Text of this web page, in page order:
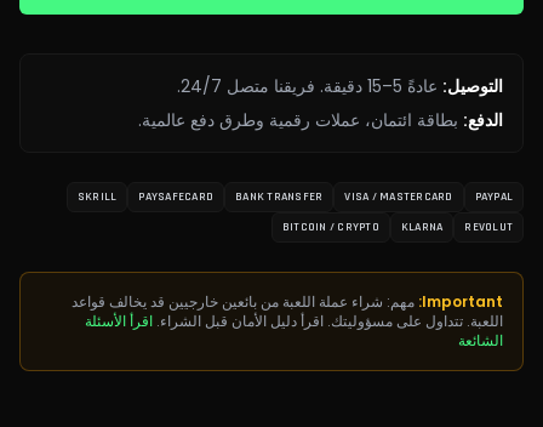
التوصيل: عادةً 5–15 دقيقة. فريقنا متصل 24/7.
الدفع: بطاقة ائتمان، عملات رقمية وطرق دفع عالمية.
PAYPAL
VISA / MASTERCARD
BANK TRANSFER
PAYSAFECARD
SKRILL
REVOLUT
KLARNA
BITCOIN / CRYPTO
Important: مهم: شراء عملة اللعبة من بائعين خارجيين قد يخالف قواعد
اللعبة. تتداول على مسؤوليتك. اقرأ دليل الأمان قبل الشراء. اقرأ الأسئلة
الشائعة